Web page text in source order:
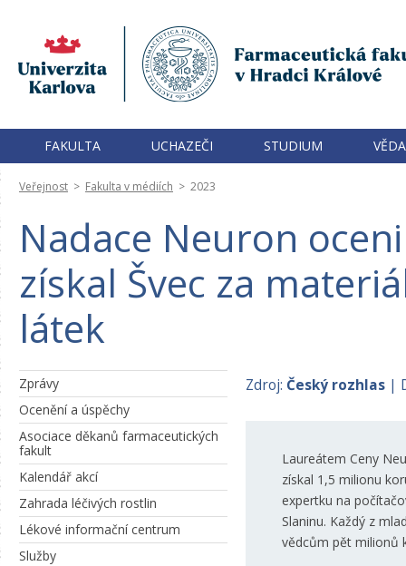
FAKULTA UCHAZEČI STUDIUM
Veřejnost > Fakulta v médiích > 2023
Nadace Neuron
získal Švec za
látek
Zprávy
Ocenění a úspěchy
Asociace děkanů farmaceutických
fakult
Kalendář akcí
Zahrada léčivých rostlin
Lékové informační centrum
Služby
Zdroj: Český rozhlas |
Laureátem Ceny
získal 1,5 milionu
expertku na
Slaninu. Každý z
vědcům pět milionů